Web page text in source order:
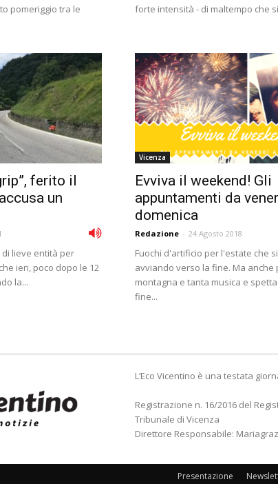
pomeriggio tra le
forte intensità - di maltempo che
ferito il
un
lieve entità per
ieri, poco dopo le 12
la...
Vicenza
Evviva il weekend! Gli
appuntamenti da
domenica
Redazione - 24 Agosto 2018
Fuochi d'artificio per l'estate che
avviando verso la fine. Ma anche
montagna e tanta musica e
fine...
L’Eco Vicentino è una testata
Registrazione n. 16/2016 del
Tribunale di Vicenza
Direttore Responsabile:
Presentazione